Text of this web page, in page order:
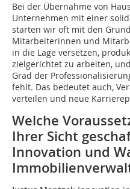
Bei der Übernahme von
Unternehmen mit einer
starten wir oft mit den
Mitarbeiterinnen und
in die Lage versetzen,
zielgerichtet zu arbeiten,
Grad der
fehlt. Das bedeutet auch,
verteilen und neue
Welche
Ihrer Sicht
Innovation und